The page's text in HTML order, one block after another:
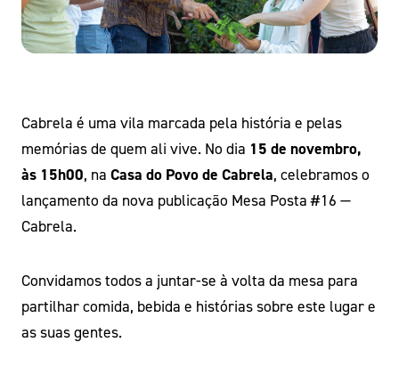
Cabrela é uma vila marcada pela história e pelas
memórias de quem ali vive. No dia 15 de novembro,
às 15h00, na Casa do Povo de Cabrela, celebramos o
lançamento da nova publicação Mesa Posta #16 —
Cabrela.
Convidamos todos a juntar-se à volta da mesa para
partilhar comida, bebida e histórias sobre este lugar e
as suas gentes.